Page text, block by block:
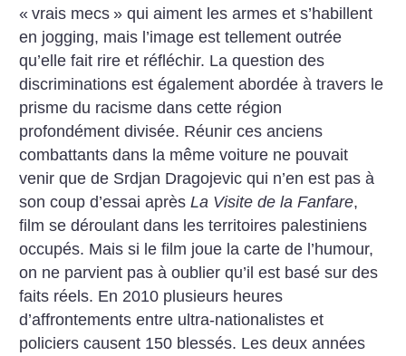
« vrais mecs » qui aiment les armes et s’habillent
en jogging, mais l’image est tellement outrée
qu’elle fait rire et réfléchir. La question des
discriminations est également abordée à travers le
prisme du racisme dans cette région
profondément divisée. Réunir ces anciens
combattants dans la même voiture ne pouvait
venir que de Srdjan Dragojevic qui n’en est pas à
son coup d’essai aprèsLa Visite de la Fanfare,
film se déroulant dans les territoires palestiniens
occupés. Mais si le film joue la carte de l’humour,
on ne parvient pas à oublier qu’il est basé sur des
faits réels. En 2010 plusieurs heures
d’affrontements entre ultra-nationalistes et
policiers causent 150 blessés. Les deux années